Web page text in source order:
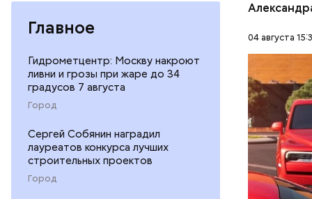
Главное
Гидрометцентр: Москву накроют
ливни и грозы при жаре до 34
градусов 7 августа
Город
Сергей Собянин наградил
лауреатов конкурса лучших
строительных проектов
Город
04 августа
В мае
Гусейна
неуплате
размере.
НАЛОГИ
ГАСАН